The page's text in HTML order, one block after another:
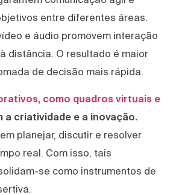
entre diferentes áreas.
e áudio promovem interação
distância. O resultado é maior
de decisão mais rápida.
como quadros virtuais e
a criatividade e a inovação.
planejar, discutir e resolver
real. Com isso, tais
se como instrumentos de